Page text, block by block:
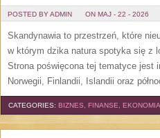
POSTED BY ADMIN ON MAJ - 22 - 2026
Skandynawia to przestrzeń, które
w którym dzika natura spotyka się z
Strona poświęcona tej tematyce jest
Norwegii, Finlandii, Islandii oraz
CATEGORIES: BIZNES, FINANSE, EKONOMIA